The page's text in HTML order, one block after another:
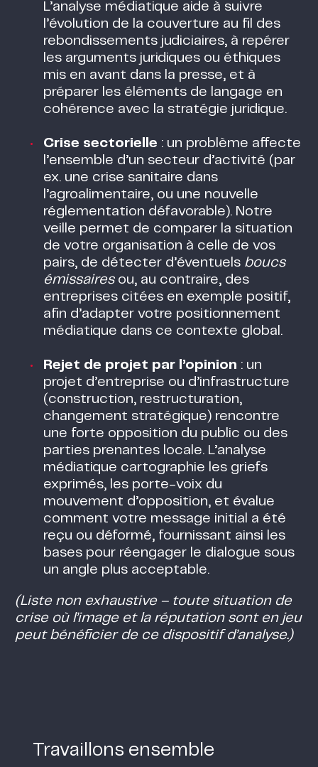
L’analyse médiatique aide à suivre
l’évolution de la couverture au fil des
rebondissements judiciaires, à repérer
les arguments juridiques ou éthiques
mis en avant dans la presse, et à
préparer les éléments de langage en
cohérence avec la stratégie juridique.
Crise sectorielle : un problème affecte
l’ensemble d’un secteur d’activité (par
ex. une crise sanitaire dans
l’agroalimentaire, ou une nouvelle
réglementation défavorable). Notre
veille permet de comparer la situation
de votre organisation à celle de vos
pairs, de détecter d’éventuels boucs
émissairesou, au contraire, des
entreprises citées en exemple positif,
afin d’adapter votre positionnement
médiatique dans ce contexte global.
Rejet de projet par l’opinion : un
projet d’entreprise ou d’infrastructure
(construction, restructuration,
changement stratégique) rencontre
une forte opposition du public ou des
parties prenantes locale. L’analyse
médiatique cartographie les griefs
exprimés, les porte-voix du
mouvement d’opposition, et évalue
comment votre message initial a été
reçu ou déformé, fournissant ainsi les
bases pour réengager le dialogue sous
un angle plus acceptable.
(Liste non exhaustive – toute situation de
crise où l’image et la réputation sont en jeu
peut bénéficier de ce dispositif d’analyse.)
Travaillons ensemble